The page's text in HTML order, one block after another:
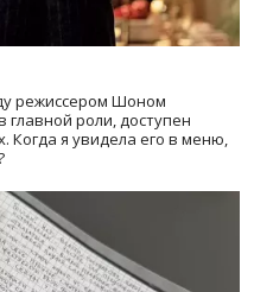
режиссером Шоном
роли, доступен
Когда я увидела его в меню,